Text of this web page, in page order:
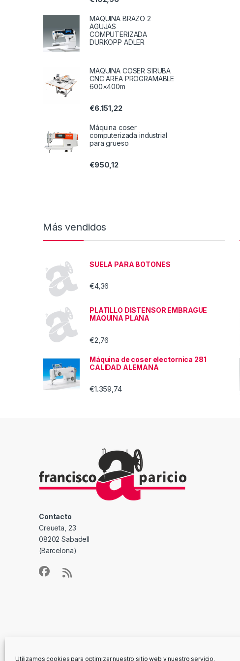
Utilizamos cookies para optimizar nuestro sitio web y nuestro servicio.
MAQUINA BRAZO 2
AGUJAS
COMPUTERIZADA
DURKOPP ADLER
MAQUINA COSER SIRUBA
CNC AREA PROGRAMABLE
600×400m
€6.151,22
Máquina coser
computerizada industrial
para grueso
€950,12
Más vendidos
SUELA PARA BOTONES
€4,36
PLATILLO DISTENSOR EMBRAGUE
MAQUINA PLANA
€2,76
Máquina de coser electornica 281
CALIDAD ALEMANA
€1.359,74
Contacto
Creueta, 23
08202 Sabadell
(Barcelona)